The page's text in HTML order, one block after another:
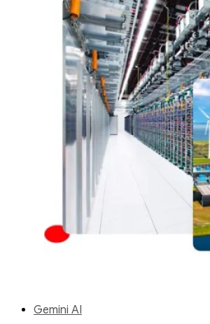
Gemini AI